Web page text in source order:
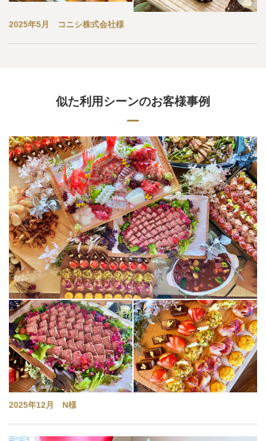
2025年5月 コニシ株式会社様
似た利用シーンのお客様事例
2025年12月 N様